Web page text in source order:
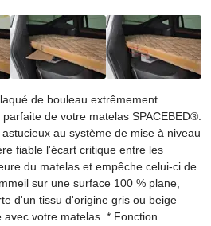
de bouleau extrêmement
de votre matelas SPACEBED®.
au système de mise à niveau
fiable l'écart critique entre les
du matelas et empêche celui-ci de
sur une surface 100 % plane,
d'un tissu d'origine gris ou beige
votre matelas. * Fonction